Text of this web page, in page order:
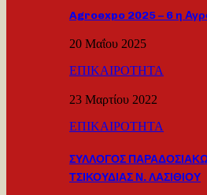
Agroexpo 2025 – 6 η
20 Μαΐου 2025
ΕΠΙΚΑΙΡΟΤΗΤΑ
23 Μαρτίου 2022
ΕΠΙΚΑΙΡΟΤΗΤΑ
ΣΥΛΛΟΓΟΣ
ΤΣΙΚΟΥΔΙΑΣ Ν. ΛΑΣΙΘΙΟΥ